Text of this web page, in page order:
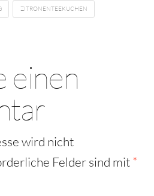
ZITRONENTEEKUCHEN
einen
wird nicht
Felder sind mit*